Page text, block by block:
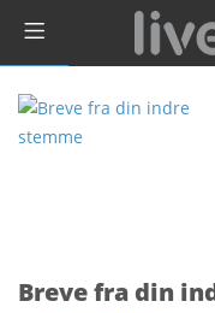
Breve fra din